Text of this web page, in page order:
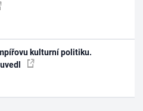
kulturní politiku.